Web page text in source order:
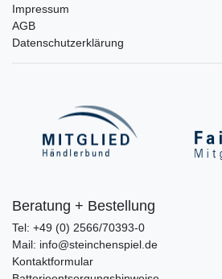
Impressum
AGB
Datenschutzerklärung
Beratung + Bestellung
Tel: +49 (0) 2566/70393-0
Mail: info@steinchenspiel.de
Kontaktformular